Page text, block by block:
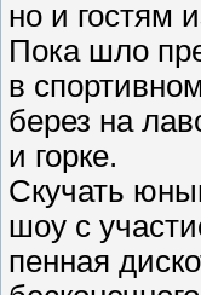
но и гостям
Пока шло
в
берез на
и горке.
Скучать
шоу с
пенная